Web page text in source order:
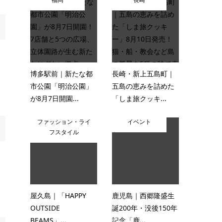
博多駅前｜新たな都
市公園「明治公園」
が8月7日開園...
長崎・新上五島町｜
五島の恵みを詰めた
「しま旅クッキ...
ファッション・ライ
フスタイル
屋久島｜「HAPPY
OUTSIDE
イベント
鹿児島｜西郷隆盛生
誕200年・没後150年